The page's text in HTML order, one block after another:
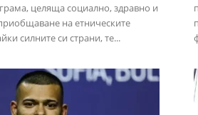
целяща социално, здравно и
на етническите
силните си страни, те...